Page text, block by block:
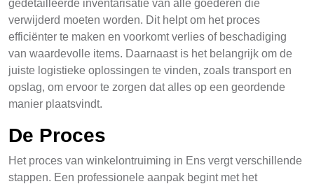
gedetailleerde inventarisatie van alle goederen die
verwijderd moeten worden. Dit helpt om het proces
efficiënter te maken en voorkomt verlies of beschadiging
van waardevolle items. Daarnaast is het belangrijk om de
juiste logistieke oplossingen te vinden, zoals transport en
opslag, om ervoor te zorgen dat alles op een geordende
manier plaatsvindt.
De Proces
Het proces van winkelontruiming in Ens vergt verschillende
stappen. Een professionele aanpak begint met het